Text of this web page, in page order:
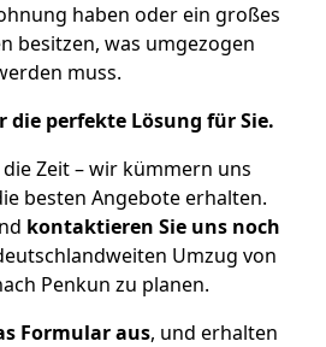
haben oder ein großes
besitzen, was umgezogen
muss.
die perfekte Lösung für Sie.
die Zeit – wir kümmern uns
besten Angebote erhalten.
kontaktieren Sie uns noch
Umzug von
Penkun zu planen.
Formular aus, und erhalten